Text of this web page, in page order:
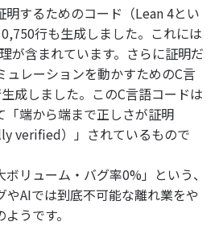
明するためのコード（Lean 4とい
行も生成しました。これには
が含まれています。さらに証明だ
ュレーションを動かすためのC言
成しました。このC言語コードは
「端から端まで正しさが証明
verified）」されているもので
リューム・バグ率0%」という、
AIでは到底不可能な離れ業をや
うです。